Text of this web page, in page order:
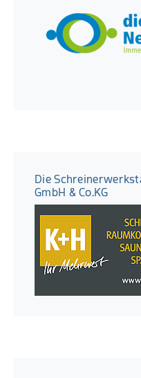
Die
GmbH & Co.KG